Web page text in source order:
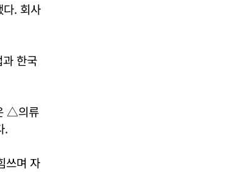
다. 회사
한국
△의류
.
쓰며 자